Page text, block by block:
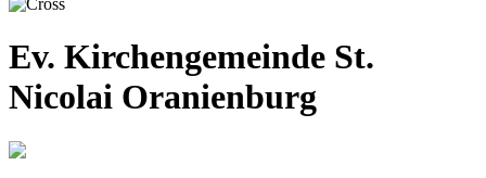
Ev. Kirchengemeinde St.
Nicolai Oranienburg